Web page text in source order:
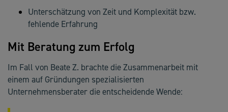
Unterschätzung von Zeit und Komplexität bzw.
fehlende Erfahrung
Mit Beratung zum Erfolg
Im Fall von Beate Z. brachte die Zusammenarbeit mit
einem auf Gründungen spezialisierten
Unternehmensberater die entscheidende Wende: